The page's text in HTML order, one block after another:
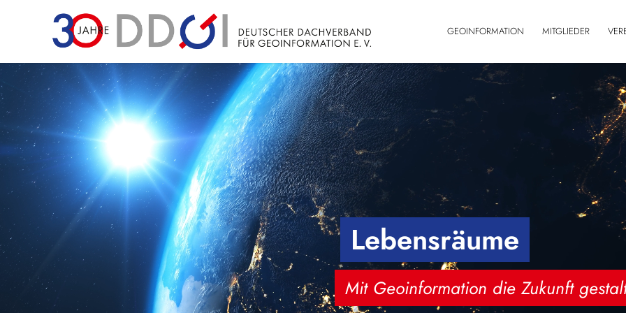
GEOINFORMATION MITGLIEDER
Lebensräume
Mit Geoinformation die Zukunft